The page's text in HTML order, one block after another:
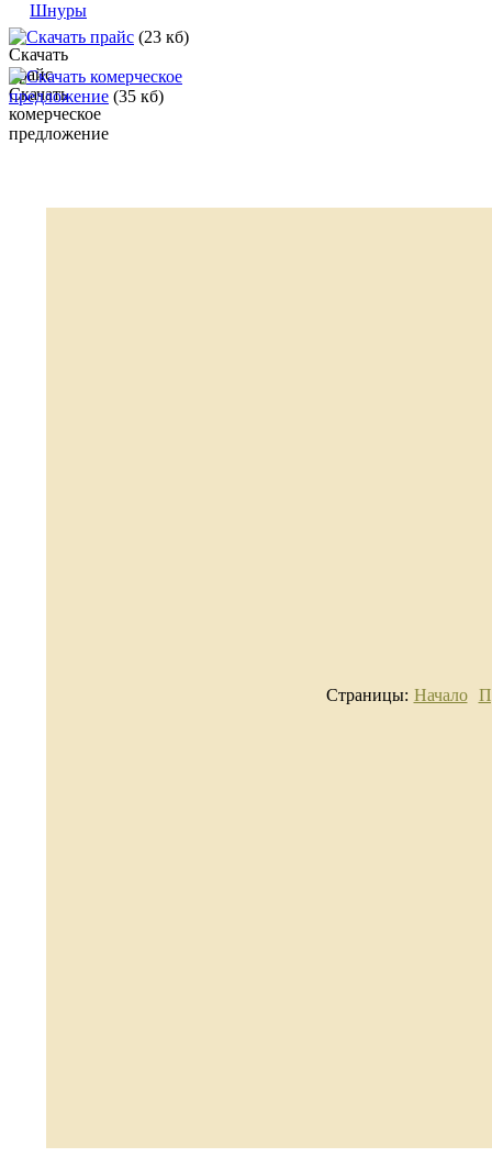
Шнуры
Скачать прайс (23 кб)
Скачать комерческое
предложение (35 кб)
Страницы: Начало